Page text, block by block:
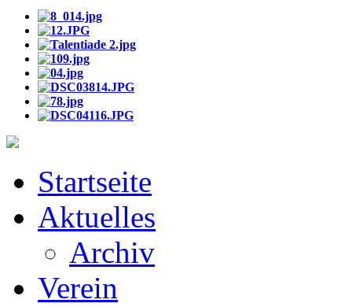
Startseite
Aktuelles
Archiv
Verein